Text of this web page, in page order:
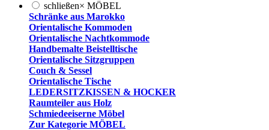
schließen× MÖBEL
Schränke aus Marokko
Orientalische Kommoden
Orientalische Nachtkommode
Handbemalte Beistelltische
Orientalische Sitzgruppen
Couch & Sessel
Orientalische Tische
LEDERSITZKISSEN & HOCKER
Raumteiler aus Holz
Schmiedeeiserne Möbel
Zur Kategorie MÖBEL